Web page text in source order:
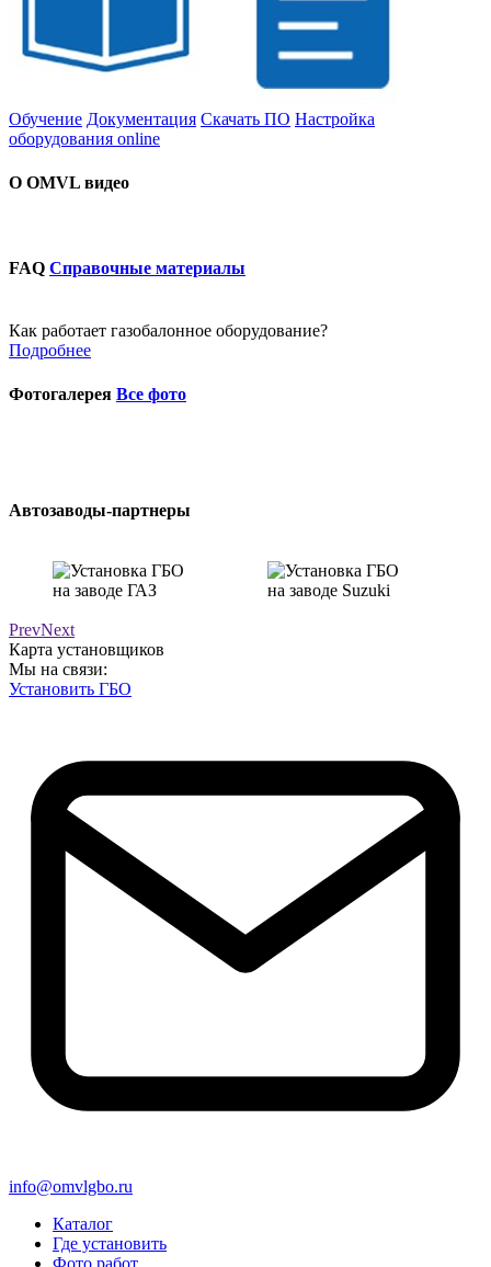
Обучение Документация Скачать ПО Настройка
оборудования online
О OMVL видео
FAQ Справочные материалы
Как работает газобалонное оборудование?
Подробнее
Фотогалерея Все фото
Автозаводы-партнеры
PrevNext
Карта установщиков
Мы на связи:
Установить ГБО
info@omvlgbo.ru
Каталог
Где установить